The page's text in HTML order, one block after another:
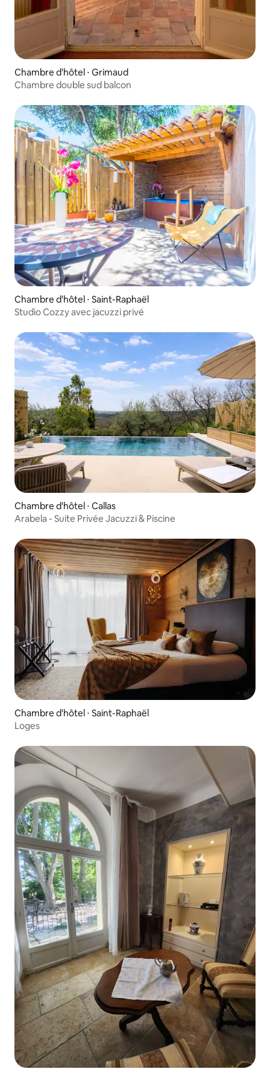
Chambre d'hôtel ⋅ Grimaud
Chambre double sud balcon
Chambre d'hôtel ⋅ Saint-Raphaël
Studio Cozzy avec jacuzzi privé
Chambre d'hôtel ⋅ Callas
Arabela - Suite Privée Jacuzzi & Piscine
Chambre d'hôtel ⋅ Saint-Raphaël
Loges